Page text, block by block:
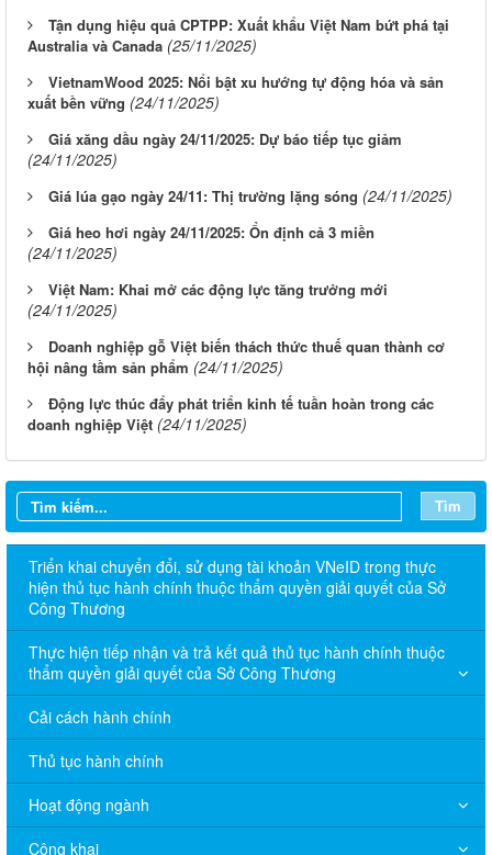
Tận dụng hiệu quả CPTPP: Xuất khẩu Việt Nam bứt phá tại
Australia và Canada (25/11/2025)
VietnamWood 2025: Nổi bật xu hướng tự động hóa và sản
xuất bền vững (24/11/2025)
Giá xăng dầu ngày 24/11/2025: Dự báo tiếp tục giảm
(24/11/2025)
Giá lúa gạo ngày 24/11: Thị trường lặng sóng (24/11/2025)
Giá heo hơi ngày 24/11/2025: Ổn định cả 3 miền
(24/11/2025)
Việt Nam: Khai mở các động lực tăng trưởng mới
(24/11/2025)
Doanh nghiệp gỗ Việt biến thách thức thuế quan thành cơ
hội nâng tầm sản phẩm (24/11/2025)
Động lực thúc đẩy phát triển kinh tế tuần hoàn trong các
doanh nghiệp Việt (24/11/2025)
Tìm
Triển khai chuyển đổi, sử dụng tài khoản VNeID trong thực
hiện thủ tục hành chính thuộc thẩm quyền giải quyết của Sở
Công Thương
Thực hiện tiếp nhận và trả kết quả thủ tục hành chính thuộc
thẩm quyền giải quyết của Sở Công Thương
Cải cách hành chính
Thủ tục hành chính
Hoạt động ngành
Công khai